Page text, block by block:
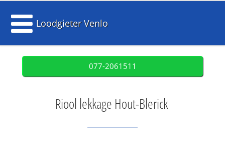
Loodgieter Venlo
077-2061511
Riool lekkage Hout-Blerick